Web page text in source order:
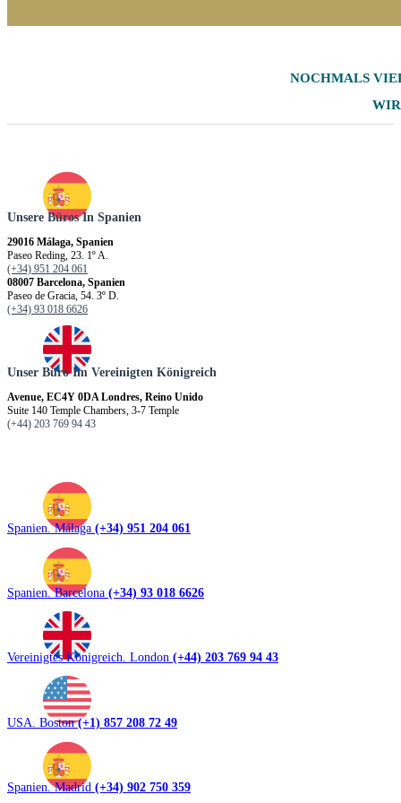
NOCHMALS
Unsere Büros In Spanien
29016 Málaga, Spanien
Paseo Reding, 23. 1º A.
(+34) 951 204 061
08007 Barcelona, Spanien
Paseo de Gracia, 54. 3º D.
(+34) 93 018 6626
Unser Büro Im Vereinigten Königreich
Avenue, EC4Y 0DA Londres, Reino Unido
Suite 140 Temple Chambers, 3-7 Temple
(+44) 203 769 94 43
Spanien. Málaga (+34) 951 204 061
Spanien. Barcelona (+34) 93 018 6626
Vereinigtes Königreich. London (+44) 203 769 94 43
USA. Boston(+1) 857 208 72 49
Spanien. Madrid (+34) 902 750 359